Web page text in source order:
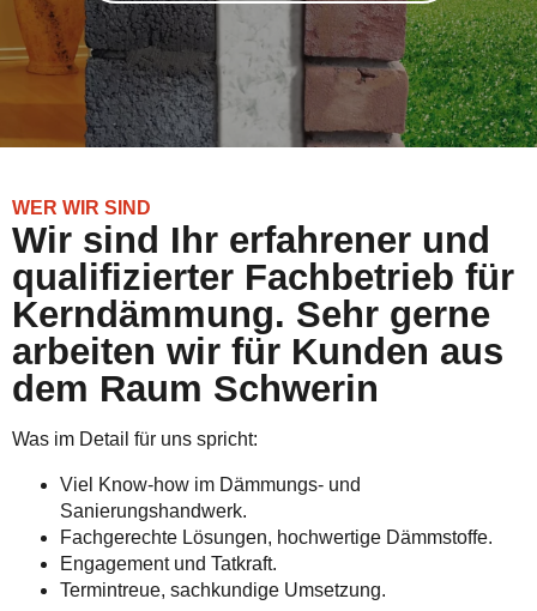
WER WIR SIND
Wir sind Ihr erfahrener und
qualifizierter Fachbetrieb für
Kerndämmung. Sehr gerne
arbeiten wir für Kunden aus
dem Raum Schwerin
Was im Detail für uns spricht:
Viel Know-how im Dämmungs- und
Sanierungshandwerk.
Fachgerechte Lösungen, hochwertige Dämmstoffe.
Engagement und Tatkraft.
Termintreue, sachkundige Umsetzung.